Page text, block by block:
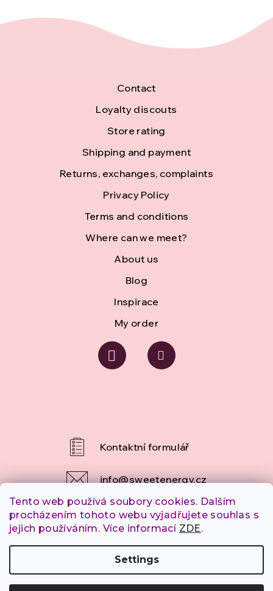
Tento web používá soubory cookies. Dalším
procházením tohoto webu vyjadřujete souhlas s
jejich používáním. Více informací ZDE.
Settings
Contact
Loyalty discouts
Store rating
Shipping and payment
Returns, exchanges, complaints
Privacy Policy
Terms and conditions
Where can we meet?
About us
Blog
Inspirace
My order
info@sweetenergy.cz
+420 607 253 790
SweetEnergy.cz